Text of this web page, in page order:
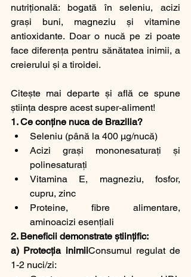
nutrițională: bogată în seleniu, acizi
grași buni, magneziu și vitamine
antioxidante. Doar o nucă pe zi poate
face diferența pentru sănătatea inimii, a
Citește mai departe și află ce spune
știința despre acest super-aliment!
1. Ce conține nuca de Brazilia?
Seleniu (până la 400 µg/nucă)
Acizi grași mononesaturați și
polinesaturați
Vitamina E, magneziu, fosfor,
cupru, zinc
Proteine, fibre alimentare,
aminoacizi esențiali
2. Beneficii demonstrate științific:
a) Protecția inimiiConsumul regulat de
1-2 nuci/zi: